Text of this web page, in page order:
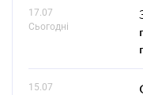
17.07
Сьогодні
15.07